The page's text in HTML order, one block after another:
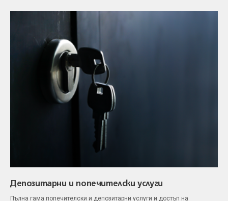
Депозитарни и попечителски услуги
Пълна гама попечителски и депозитарни услуги и достъп на